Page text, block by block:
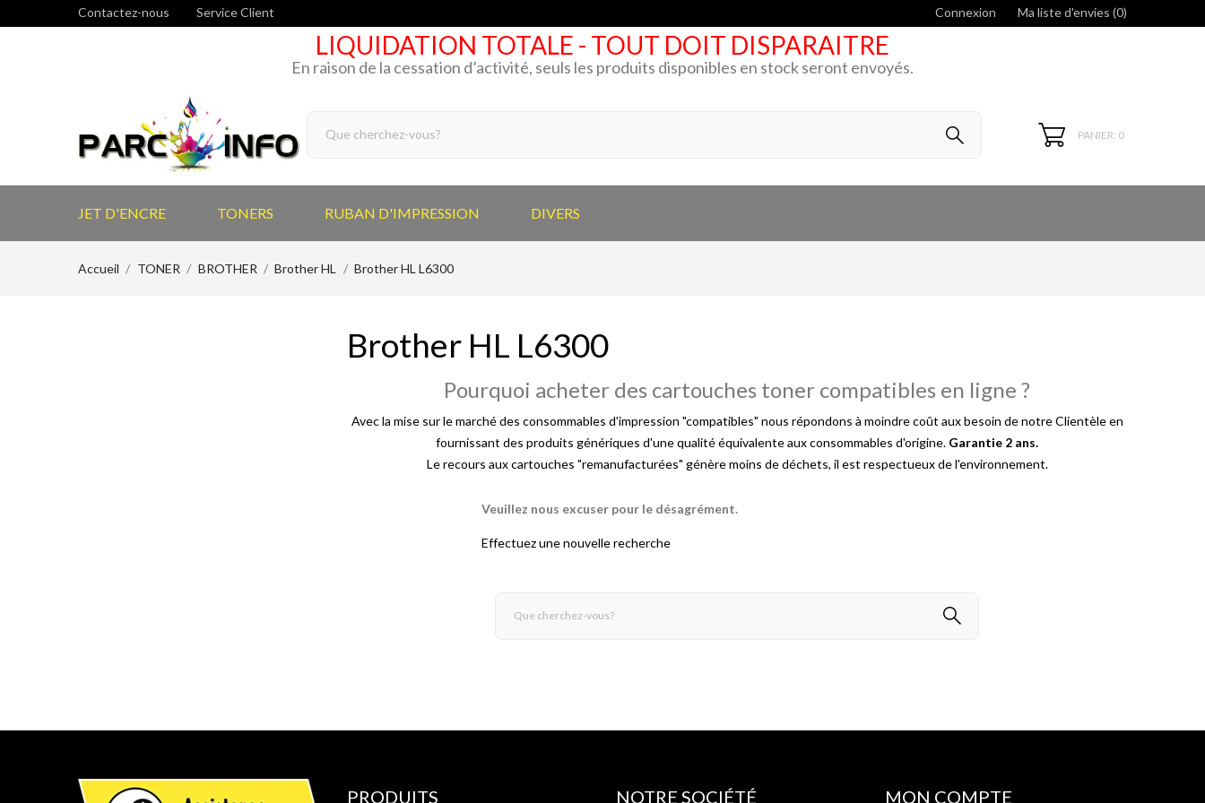
Contactez-nous Service Client Connexion Ma liste d'envies (0)
LIQUIDATION TOTALE - TOUT DOIT DISPARAITRE
En raison de la cessation d’activité, seuls les produits disponibles en stock seront envoyés.
PANIER: 0
JET D'ENCRE TONERS RUBAN D'IMPRESSION DIVERS
Accueil TONER BROTHER Brother HL Brother HL L6300
Brother HL L6300
Pourquoi acheter des cartouches toner compatibles en ligne ?
Avec la mise sur le marché des consommables d'impression "compatibles" nous répondons à moindre coût aux besoin de notre Clientèle en
fournissant des produits génériques d'une qualité équivalente aux consommables d'origine. Garantie 2 ans.
Le recours aux cartouches "remanufacturées" génère moins de déchets, il est respectueux de l'environnement.
Veuillez nous excuser pour le désagrément.
Effectuez une nouvelle recherche
PRODUITS NOTRE SOCIÉTÉ MON COMPTE